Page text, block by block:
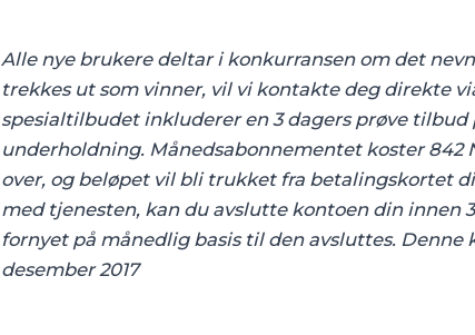
Alle nye brukere deltar i konkurransen om det
trekkes ut som vinner, vil vi kontakte deg direkte
spesialtilbudet inkluderer en 3 dagers prøve
underholdning. Månedsabonnementet koster 842
over, og beløpet vil bli trukket fra betalingskortet
med tjenesten, kan du avslutte kontoen din innen
fornyet på månedlig basis til den avsluttes. Denne
desember 2017